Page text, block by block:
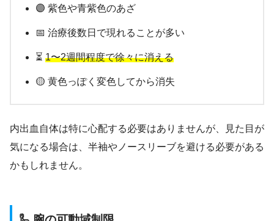
🟣 紫色や青紫色のあざ
📅 治療後数日で現れることが多い
⏳ 1〜2週間程度で徐々に消える
🟡 黄色っぽく変色してから消失
内出血自体は特に心配する必要はありませんが、見た目が
気になる場合は、半袖やノースリーブを避ける必要がある
かもしれません。